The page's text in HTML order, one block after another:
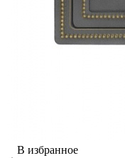
В избранное